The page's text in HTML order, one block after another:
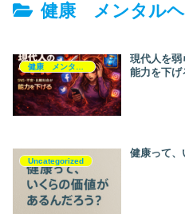
健康 メンタルヘ
現代人を弱
能力を下げ
Uncategorized
健康って、